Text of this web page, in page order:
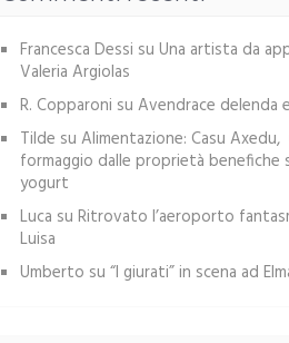
Francesca Dessi su Una artista da
Valeria Argiolas
R. Copparoni su Avendrace delenda
Tilde su Alimentazione: Casu Axedu,
formaggio dalle proprietà benefiche
yogurt
Luca su Ritrovato l’aeroporto
Luisa
Umberto su “I giurati” in scena ad